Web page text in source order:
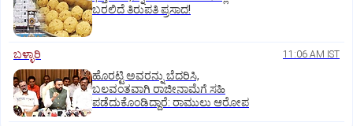
ಬರಲಿದೆ ತಿರುಪತಿ ಪ್ರಸಾದ!
ಬಳ್ಳಾರಿ 11:06 AM IST
ಹೊರಟ್ಟಿ ಅವರನ್ನು ಬೆದರಿಸಿ,
ಬಲವಂತವಾಗಿ ರಾಜೀನಾಮೆಗೆ ಸಹಿ
ಪಡೆದುಕೊಂಡಿದ್ದಾರೆ: ರಾಮುಲು ಆರೋಪ